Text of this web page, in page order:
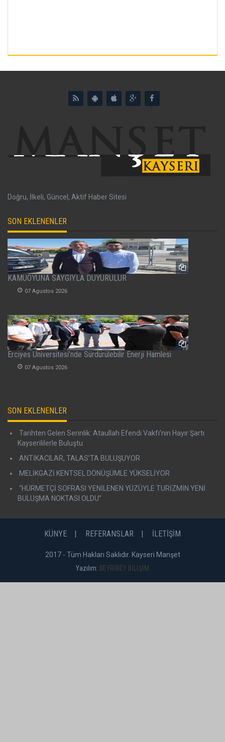
Doğru, İlkeli, Güncel, Aktif Haber Sitesi
SON EKLENENLER
KAMUOYUNA SAYGIYLA DUYURULUR
07 Agustos 2026
Erciyes Üniversitesi’nde Sürdürülebilir Enerji Hamlesi
07 Agustos 2026
SON EKLENENLER
Tarihten Gelen Serinlik: Ataullah Efendi Vakfı’nın Hayır Şartı
Kayserililerle Buluştu
ANTİKACILAR, TALAS’TA BULUŞUYOR
MELİKGAZİ KENTSEL DÖNÜŞÜMLE YÜKSELİYOR
“HÜRMETÇİ SOFRASI YENİLENEN YÜZÜYLE TURİZMİN YENİ
BULUŞMA NOKTASI OLDU”
KÜNYE REFERANSLAR İLETİŞİM
2017 - Tüm Hakları Saklıdır. Kayseri Manşet
Yazılım: BEYRİBEY BİLİŞİM